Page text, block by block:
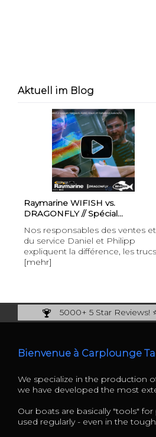
Aktuell im Blog
Raymarine WIFISH vs.
DRAGONFLY // Spécial...
Nos responsables des ventes et
du service Daniel et Philipp
expliquent la différence, les
[mehr]
5000+ 5 Star Reviews!
Bienvenue à Carplounge
We specialize in the production
we have developed the most
Our boats are basically "tools"
used regularly - even in the